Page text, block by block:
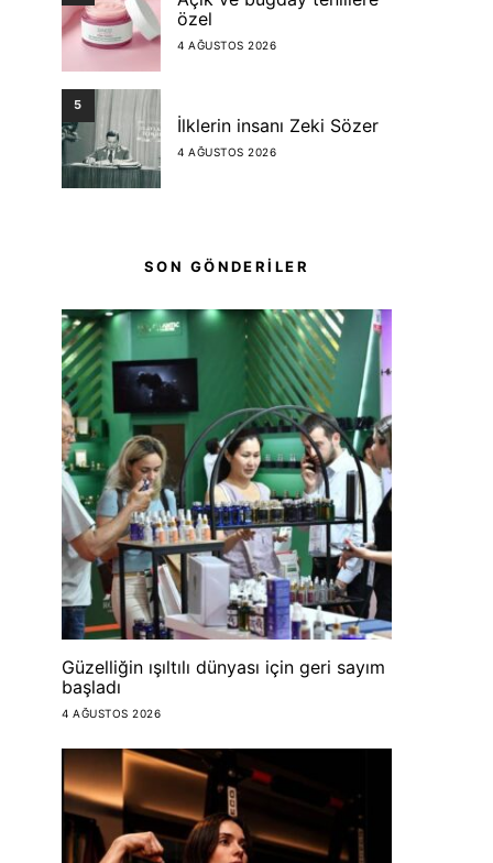
özel
4 AĞUSTOS 2026
5
İlklerin insanı Zeki Sözer
4 AĞUSTOS 2026
SON GÖNDERİLER
Güzelliğin ışıltılı dünyası için geri sayım
başladı
4 AĞUSTOS 2026